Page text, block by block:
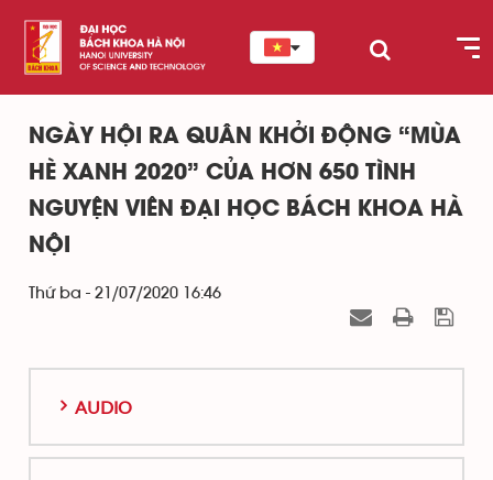
NGÀY HỘI RA QUÂN KHỞI ĐỘNG “MÙA
HÈ XANH 2020” CỦA HƠN 650 TÌNH
NGUYỆN VIÊN ĐẠI HỌC BÁCH KHOA HÀ
NỘI
Thứ ba - 21/07/2020 16:46
AUDIO